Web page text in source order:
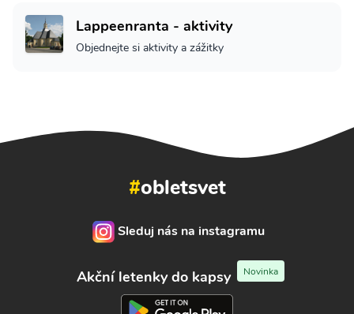
Lappeenranta - aktivity
Objednejte si aktivity a zážitky
#obletsvet
Sleduj nás na instagramu
Akční letenky do kapsy Novinka